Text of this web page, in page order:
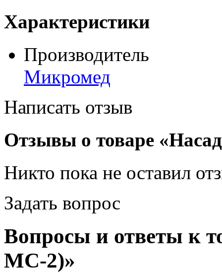
Характеристики
Производитель
Микромед
Написать отзыв
Отзывы о товаре
Никто пока не оставил
Задать вопрос
Вопросы и ответы к
МС-2)»